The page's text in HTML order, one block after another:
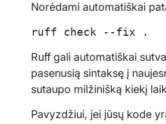
Norėdami automatiškai
ruff check --fix .
Ruff gali automatiškai
pasenusią sintaksę į
sutaupo milžinišką kiekį
Pavyzdžiui, jei jūsų kode